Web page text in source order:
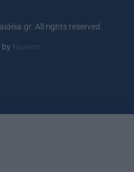
All rights reserved.
by